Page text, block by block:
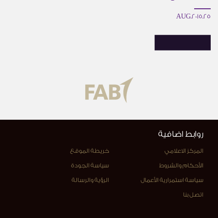
25.AUG.2015
روابط اضافية
المركز الاعلامي خريطة الموقع
الأحكام والشروط سياسة الجودة
سياسة استمرارية الأعمال الرؤية والرسالة
اتصل بنا